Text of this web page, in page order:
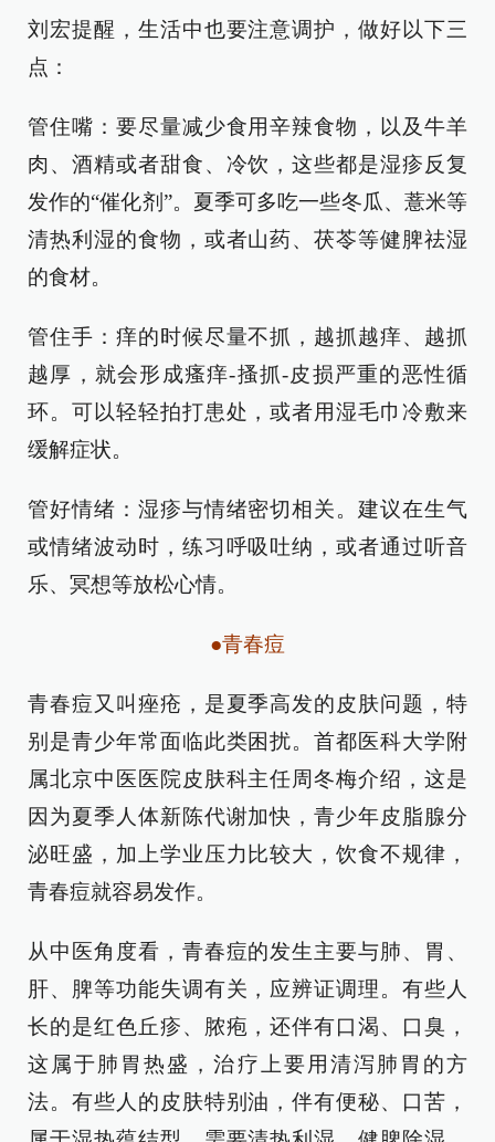
刘宏提醒，生活中也要注意调护，做好以下三
点：
管住嘴：要尽量减少食用辛辣食物，以及牛羊
肉、酒精或者甜食、冷饮，这些都是湿疹反复
发作的“催化剂”。夏季可多吃一些冬瓜、薏米等
清热利湿的食物，或者山药、茯苓等健脾祛湿
的食材。
管住手：痒的时候尽量不抓，越抓越痒、越抓
越厚，就会形成瘙痒-搔抓-皮损严重的恶性循
环。可以轻轻拍打患处，或者用湿毛巾冷敷来
缓解症状。
管好情绪：湿疹与情绪密切相关。建议在生气
或情绪波动时，练习呼吸吐纳，或者通过听音
乐、冥想等放松心情。
●青春痘
青春痘又叫痤疮，是夏季高发的皮肤问题，特
别是青少年常面临此类困扰。首都医科大学附
属北京中医医院皮肤科主任周冬梅介绍，这是
因为夏季人体新陈代谢加快，青少年皮脂腺分
泌旺盛，加上学业压力比较大，饮食不规律，
青春痘就容易发作。
从中医角度看，青春痘的发生主要与肺、胃、
肝、脾等功能失调有关，应辨证调理。有些人
长的是红色丘疹、脓疱，还伴有口渴、口臭，
这属于肺胃热盛，治疗上要用清泻肺胃的方
法。有些人的皮肤特别油，伴有便秘、口苦，